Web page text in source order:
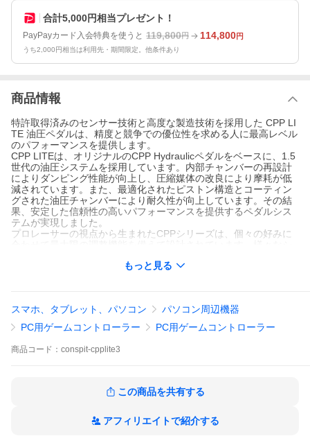
合計5,000円相当プレゼント！
PayPayカード入会特典を使うと 119,800円 114,800円
うち2,000円相当は利用先・期間限定。他条件あり
商品情報
特許取得済みのセンサー技術と高度な製造技術を採用した CPP LI
TE 油圧ペダルは、精度と競争での優位性を求める人に最高レベル
のパフォーマンスを提供します。
CPP LITEは、オリジナルのCPP Hydraulicペダルをベースに、1.5
世代の油圧システムを採用しています。内部チャンバーの再設計
によりダンピング性能が向上し、圧縮媒体の改良により摩耗が低
減されています。また、最適化されたピストン構造とコーティン
グされた油圧チャンバーにより耐久性が向上しています。その結
果、安定した信頼性の高いパフォーマンスを提供するペダルシス
テムが実現しました。
プロレーサーの視点から生まれたCPPシリーズは、個々の好みに
PP LITEは卓越した性能を発揮します。
もっと見る
スマホ、タブレット、パソコン
パソコン周辺機器
PC用ゲームコントローラー
PC用ゲームコントローラー
商品 コード： conspit-cpplite3
この商品を共有する
アフィリエイトで紹介する